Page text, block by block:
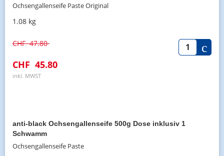
Ochsengallenseife Paste Original
1.08 kg
CHF 47.80
CHF 45.80
inkl. MWST
anti-black Ochsengallenseife 500g Dose inklusiv 1
Schwamm
Ochsengallenseife Paste